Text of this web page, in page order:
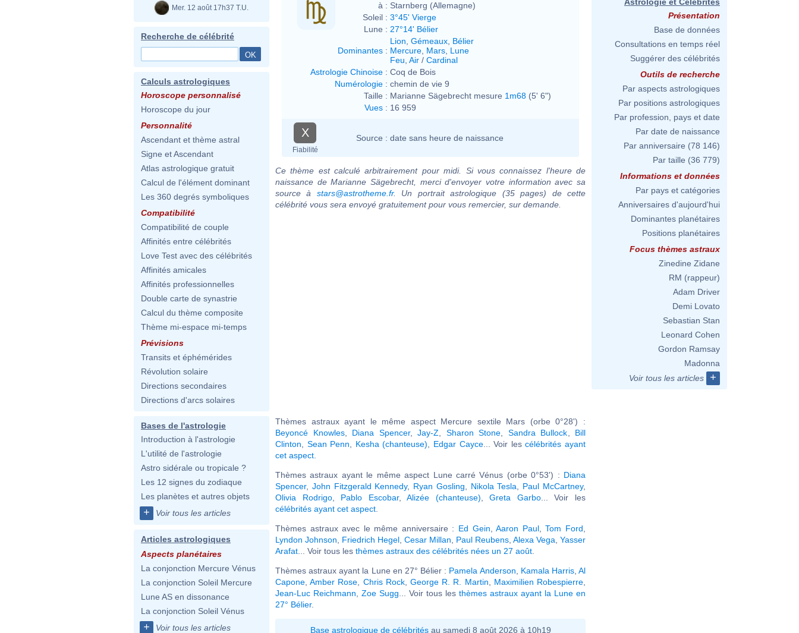
Mer. 12 août 17h37 T.U.
Recherche de célébrité
Calculs astrologiques
Horoscope personnalisé
Horoscope du jour
Personnalité
Ascendant et thème astral
Signe et Ascendant
Atlas astrologique gratuit
Calcul de l'élément dominant
Les 360 degrés symboliques
Compatibilité
Compatibilité de couple
Affinités entre célébrités
Love Test avec des célébrités
Affinités amicales
Affinités professionnelles
Double carte de synastrie
Calcul du thème composite
Thème mi-espace mi-temps
Prévisions
Transits et éphémérides
Révolution solaire
Directions secondaires
Directions d'arcs solaires
Bases de l'astrologie
Introduction à l'astrologie
L'utilité de l'astrologie
Astro sidérale ou tropicale ?
Les 12 signes du zodiaque
Les planètes et autres objets
+ Voir tous les articles
Articles astrologiques
Aspects planétaires
La conjonction Mercure Vénus
La conjonction Soleil Mercure
Lune AS en dissonance
La conjonction Soleil Vénus
+ Voir tous les articles
à : Starnberg (Allemagne)
Soleil : 3°45' Vierge
Lune : 27°14' Bélier
Dominantes :
Lion Gémeaux Bélier
Mercure Mars Lune
Feu Air / Cardinal
Astrologie Chinoise : Coq de Bois
Numérologie : chemin de vie 9
Taille : Marianne Sägebrecht mesure 1m68 (5' 6")
Vues : 16 959
X
Fiabilité
Source : date sans heure de naissance
Ce thème est calculé arbitrairement pour midi. Si vous connaissez l'heure de
naissance de Marianne Sägebrecht, merci d'envoyer votre information avec sa
source à stars@astrotheme.fr. Un portrait astrologique (35 pages) de cette
célébrité vous sera envoyé gratuitement pour vous remercier, sur demande.
Thèmes astraux ayant le même aspect Mercure sextile Mars (orbe 0°28') :
Beyoncé Knowles, Diana Spencer,Jay-Z Sharon Stone Sandra Bullock
Bill
Clinton
Sean Penn Kesha (chanteuse) Edgar Cayce... Voir lescélébrités ayant
cet aspect
Thèmes astraux ayant le même aspect Lune carré Vénus (orbe 0°53') : Diana
Spencer, John Fitzgerald Kennedy, Ryan Gosling Nikola Tesla Paul McCartney,
Olivia Rodrigo, Pablo Escobar,Alizée (chanteuse) ,Greta Garbo... Voir les
célébrités ayant cet aspect
Thèmes astraux avec le même anniversaire : Ed Gein ,Aaron Paul,Tom Ford
Lyndon Johnson
Friedrich Hegel Cesar Millan Paul Reubens Alexa Vega Yasser
Arafat ... Voir tous les thèmes astraux des célébrités nées un 27 août
Thèmes astraux ayant la Lune en 27° Bélier : Pamela Anderson Kamala Harris,Al
Capone ,Amber Rose Chris Rock,George R. R. Martin Maximilien Robespierre
Jean-Luc Reichmann
Zoe Sugg ... Voir tous les thèmes astraux ayant la Lune en
27° Bélier.
Base astrologique de célébritésau samedi 8 août 2026 à 10h19
Présentation
Base de données
Consultations en temps réel
Suggérer des célébrités
Outils de recherche
Par aspects astrologiques
Par positions astrologiques
Par profession, pays et date
Par date de naissance
Par anniversaire (78 146)
Par taille (36 779)
Informations et données
Par pays et catégories
Anniversaires d'aujourd'hui
Dominantes planétaires
Positions planétaires
Focus thèmes astraux
Zinedine Zidane
RM (rappeur)
Adam Driver
Demi Lovato
Sebastian Stan
Leonard Cohen
Gordon Ramsay
Madonna
Voir tous les articles
+